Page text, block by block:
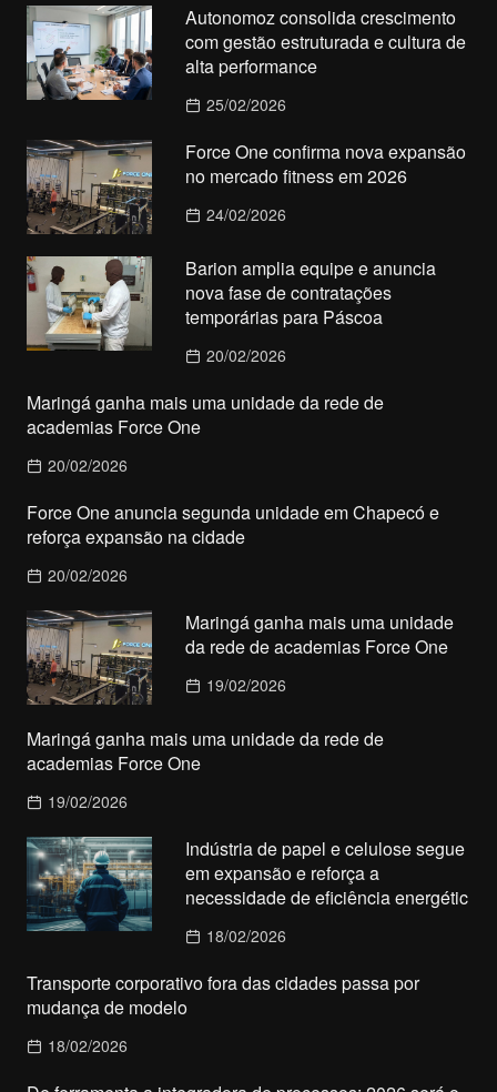
Autonomoz consolida crescimento
com gestão estruturada e cultura de
alta performance
25/02/2026
Force One confirma nova expansão
no mercado fitness em 2026
24/02/2026
Barion amplia equipe e anuncia
nova fase de contratações
temporárias para Páscoa
20/02/2026
Maringá ganha mais uma unidade da rede de
academias Force One
20/02/2026
Force One anuncia segunda unidade em Chapecó e
reforça expansão na cidade
20/02/2026
Maringá ganha mais uma unidade
da rede de academias Force One
19/02/2026
Maringá ganha mais uma unidade da rede de
academias Force One
19/02/2026
Indústria de papel e celulose segue
em expansão e reforça a
necessidade de eficiência energétic
18/02/2026
Transporte corporativo fora das cidades passa por
mudança de modelo
18/02/2026